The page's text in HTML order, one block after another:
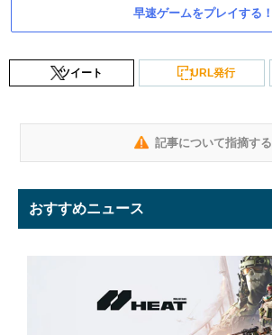
早速ゲームをプレイする！
ツイート URL発行
記事について指摘する
おすすめニュース